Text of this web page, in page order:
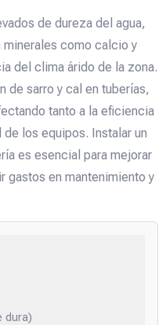
de dureza del agua,
como calcio y
del clima árido de la zona.
de sarro y cal en tuberías,
tanto a la eficiencia
los equipos. Instalar un
es esencial para mejorar
gastos en mantenimiento y
dura)